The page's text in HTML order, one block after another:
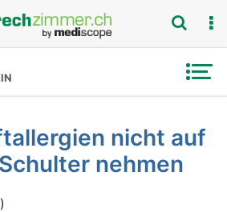
nicht auf
nehmen
)